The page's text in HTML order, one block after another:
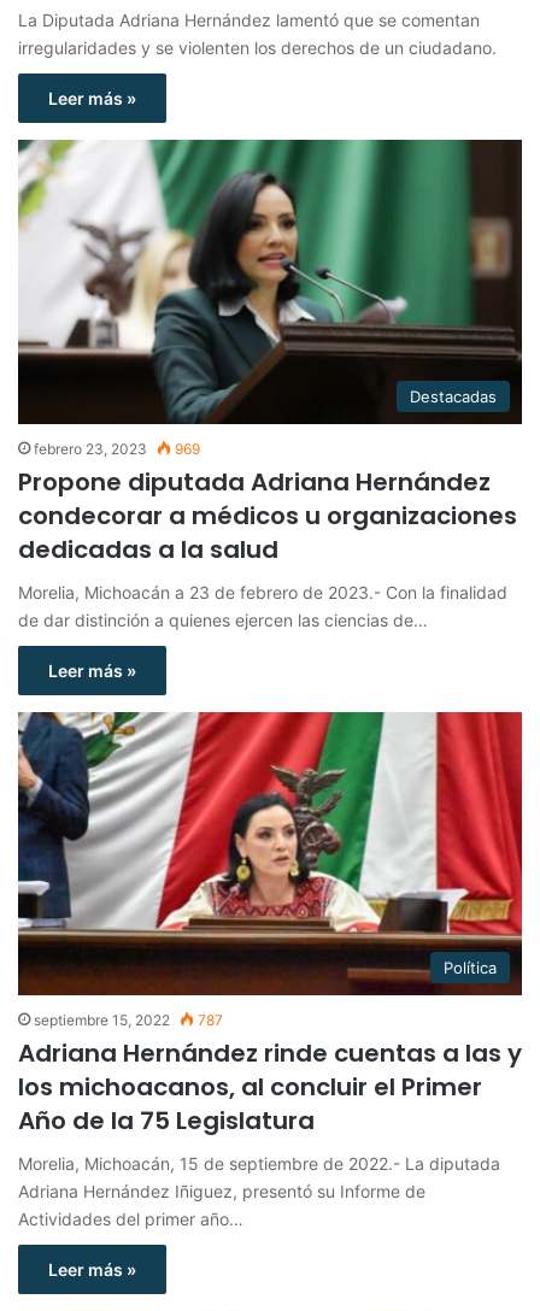
La Diputada Adriana Hernández lamentó que se comentan
irregularidades y se violenten los derechos de un ciudadano.
Leer más »
Destacadas
febrero 23, 2023 969
Propone diputada Adriana Hernández
condecorar a médicos u organizaciones
dedicadas a la salud
Morelia, Michoacán a 23 de febrero de 2023.- Con la finalidad
de dar distinción a quienes ejercen las ciencias de…
Leer más »
Política
septiembre 15, 2022 787
Adriana Hernández rinde cuentas a las y
los michoacanos, al concluir el Primer
Año de la 75 Legislatura
Morelia, Michoacán, 15 de septiembre de 2022.- La diputada
Adriana Hernández Iñiguez, presentó su Informe de
Actividades del primer año…
Leer más »